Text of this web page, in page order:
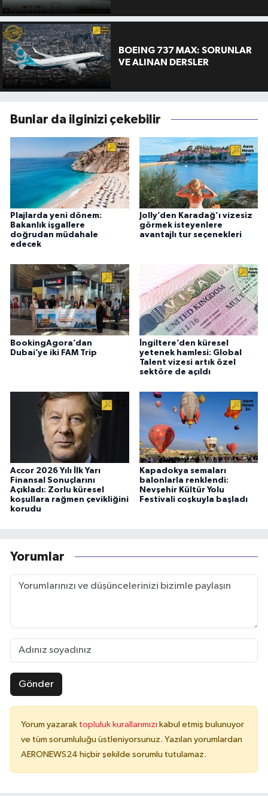
BOEING 737 MAX: SORUNLAR
VE ALINAN DERSLER
Bunlar da ilginizi çekebilir
Plajlarda yeni dönem:
Bakanlık işgallere
doğrudan müdahale
edecek
Jolly’den Karadağ’ı vizesiz
görmek isteyenlere
avantajlı tur seçenekleri
BookingAgora’dan
Dubai’ye iki FAM Trip
İngiltere’den küresel
yetenek hamlesi: Global
Talent vizesi artık özel
sektöre de açıldı
Accor 2026 Yılı İlk Yarı
Finansal Sonuçlarını
Açıkladı: Zorlu küresel
koşullara rağmen çevikliğini
korudu
Kapadokya semaları
balonlarla renklendi:
Nevşehir Kültür Yolu
Festivali coşkuyla başladı
Yorumlar
Gönder
Yorum yazarak topluluk kurallarımızı kabul etmiş bulunuyor
ve tüm sorumluluğu üstleniyorsunuz. Yazılan yorumlardan
AERONEWS24 hiçbir şekilde sorumlu tutulamaz.